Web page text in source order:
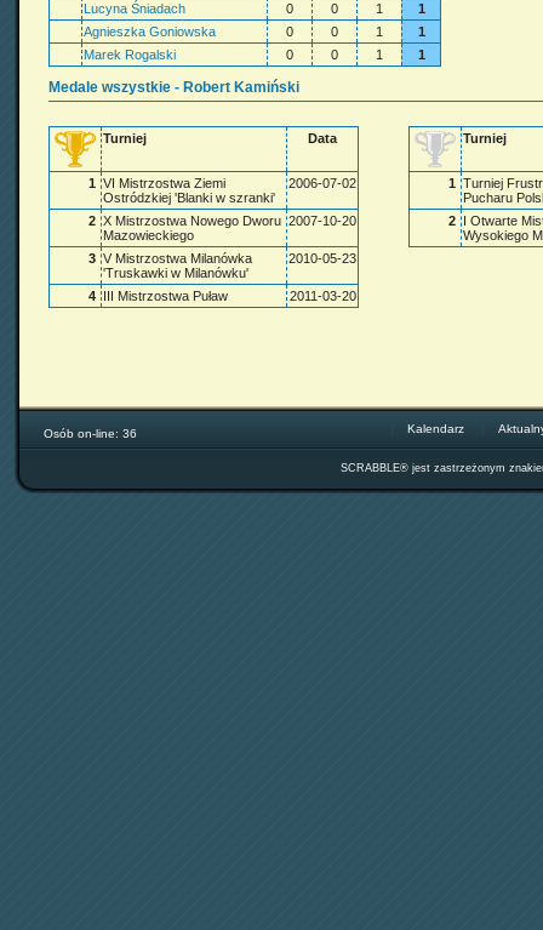
Lucyna Śniadach
0 0 1
1
Agnieszka Goniowska
0 0 1
1
Marek Rogalski
0 0 1 1
Medale wszystkie - Robert Kamiński
Turniej Data
1 VI Mistrzostwa Ziemi
Ostródzkiej 'Blanki w szranki'
2006-07-02
2 X Mistrzostwa Nowego Dworu
Mazowieckiego
2007-10-20
3 V Mistrzostwa Milanówka
'Truskawki w Milanówku'
2010-05-23
4 III Mistrzostwa Puław 2011-03-20
Turniej
1 Turniej
Pucharu
2 I Otwarte
Wysokiego
Osób on-line: 36 Kalendarz
SCRABBLE® jest zastrzeżonym